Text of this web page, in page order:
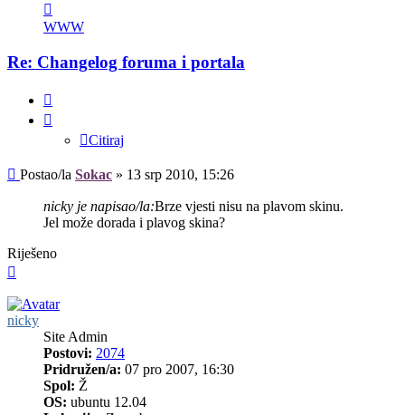
korisnika/cu
Sokac
WWW
Re: Changelog foruma i portala
Citiraj
Post
Postao/la Sokac » 13 srp 2010, 15:26
nicky je napisao/la:Brze vjesti nisu na plavom skinu.
Jel može dorada i plavog skina?
Riješeno
nicky
Site Admin
Postovi: 2074
Pridružen/a: 07 pro 2007, 16:30
Spol: Ž
OS: ubuntu 12.04